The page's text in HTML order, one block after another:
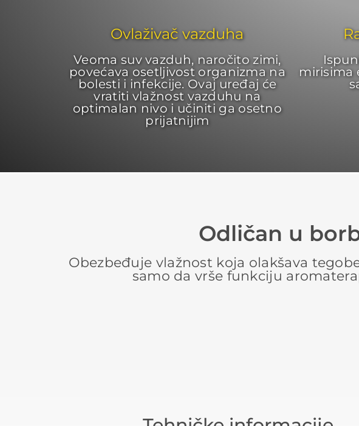
Ovlaživač vazduha
Veoma suv vazduh, naročito zimi,
povećava osetljivost organizma na
bolesti i infekcije. Ovaj uređaj će
vratiti vlažnost vazduhu na
optimalan nivo i učiniti ga osetno
prijatnijim
mirisima
Odličan u
Obezbeđuje vlažnost koja olakšava
samo da vrše funkciju